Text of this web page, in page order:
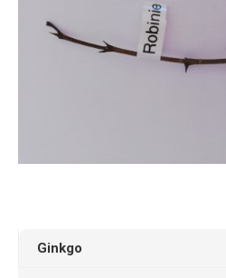
Ginkgo